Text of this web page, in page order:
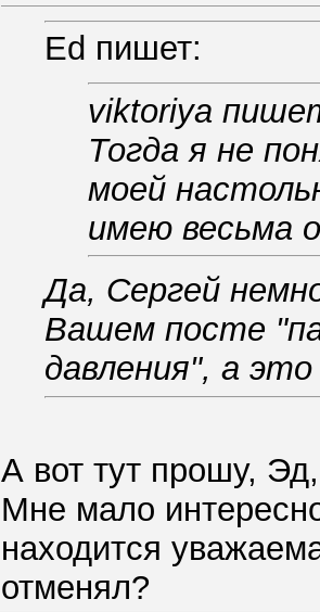
Ed пишет:
viktoriya
Тогда я не
моей
имею весьма
Да, Сергей
Вашем посте
давления", а
А вот тут прошу,
Мне мало
находится
отменял?